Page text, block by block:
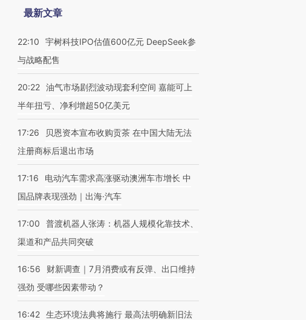
最新文章
22:10
宇树科技IPO估值600亿元 DeepSeek参
与战略配售
20:22 油气市场剧烈波动现套利空间 嘉能可上
半年扭亏、净利增超50亿美元
17:26
贝恩资本宣布收购贡茶 在中国大陆无法
注册商标后退出市场
17:16
电动汽车需求高涨驱动澳洲车市增长 中
国品牌表现强劲｜出海·汽车
17:00
普渡机器人张涛：机器人规模化靠技术、
渠道和产品共同突破
16:56
财新调查｜7月消费或有反弹、出口维持
强劲 受哪些因素带动？
16:42 生态环境法典将施行 最高法明确新旧法